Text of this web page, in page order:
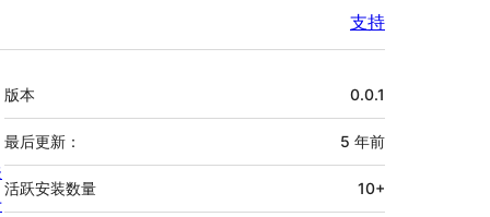
支持
额
外
信
息
版本 0.0.1
最后更新： 5 年前
活跃安装数量 10+